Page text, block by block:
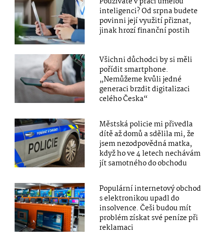
inteligenci? Od srpna budete
povinni její využití přiznat,
jinak hrozí finanční postih
Všichni důchodci by si měli
pořídit smartphone.
„Nemůžeme kvůli jedné
generaci brzdit digitalizaci
celého Česka“
Městská policie mi přivedla
dítě až domů a sdělila mi, že
jsem nezodpovědná matka,
když ho ve 4 letech nechávám
jít samotného do obchodu
Populární internetový obchod
s elektronikou upadl do
insolvence. Češi budou mít
problém získat své peníze při
reklamaci